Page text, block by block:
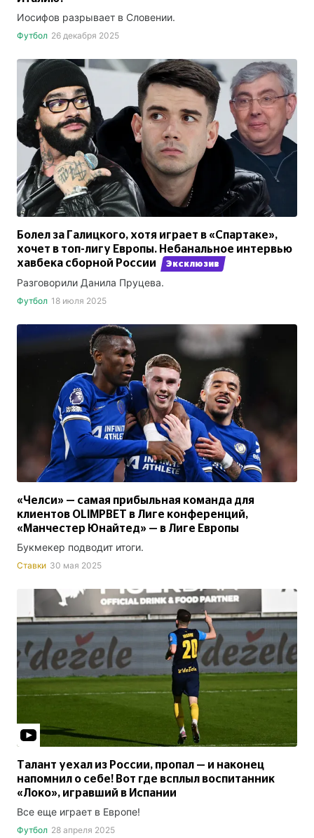
Иосифов разрывает в Словении.
Футбол 26 декабря 2025
Болел за Галицкого, хотя играет в «Спартаке»,
хочет в топ-лигу Европы. Небанальное интервью
хавбека сборной России
Эксклюзив
Разговорили Данила Пруцева.
Футбол 18 июля 2025
«Челси» — самая прибыльная команда для
клиентов OLIMPBET в Лиге конференций,
«Манчестер Юнайтед» — в Лиге Европы
Букмекер подводит итоги.
Ставки 30 мая 2025
Талант уехал из России, пропал — и наконец
напомнил о себе! Вот где всплыл воспитанник
«Локо», игравший в Испании
Все еще играет в Европе!
Футбол 28 апреля 2025